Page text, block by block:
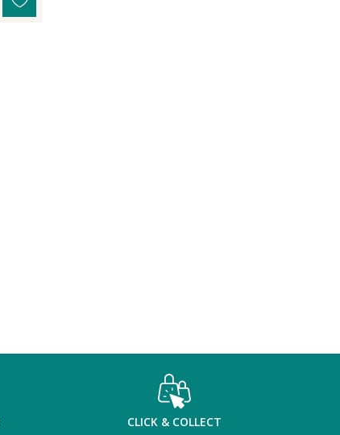
CLICK & COLLECT